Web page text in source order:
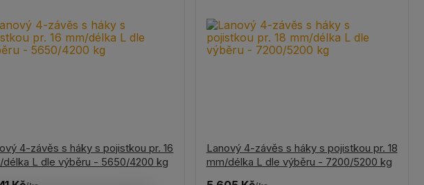
4-závěs s háky s pojistkou pr. 16
délka L dle výběru - 5650/4200 kg
Lanový 4-závěs s háky s pojistkou pr. 18
mm/délka L dle výběru - 7200/5200 kg